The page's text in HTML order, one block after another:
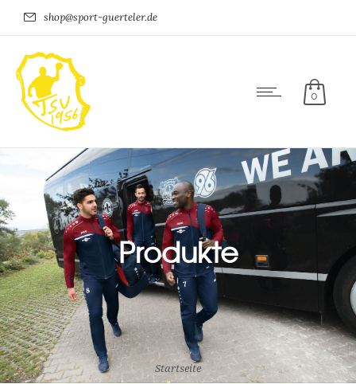
shop@sport-guerteler.de
0
Produkte
Startseite